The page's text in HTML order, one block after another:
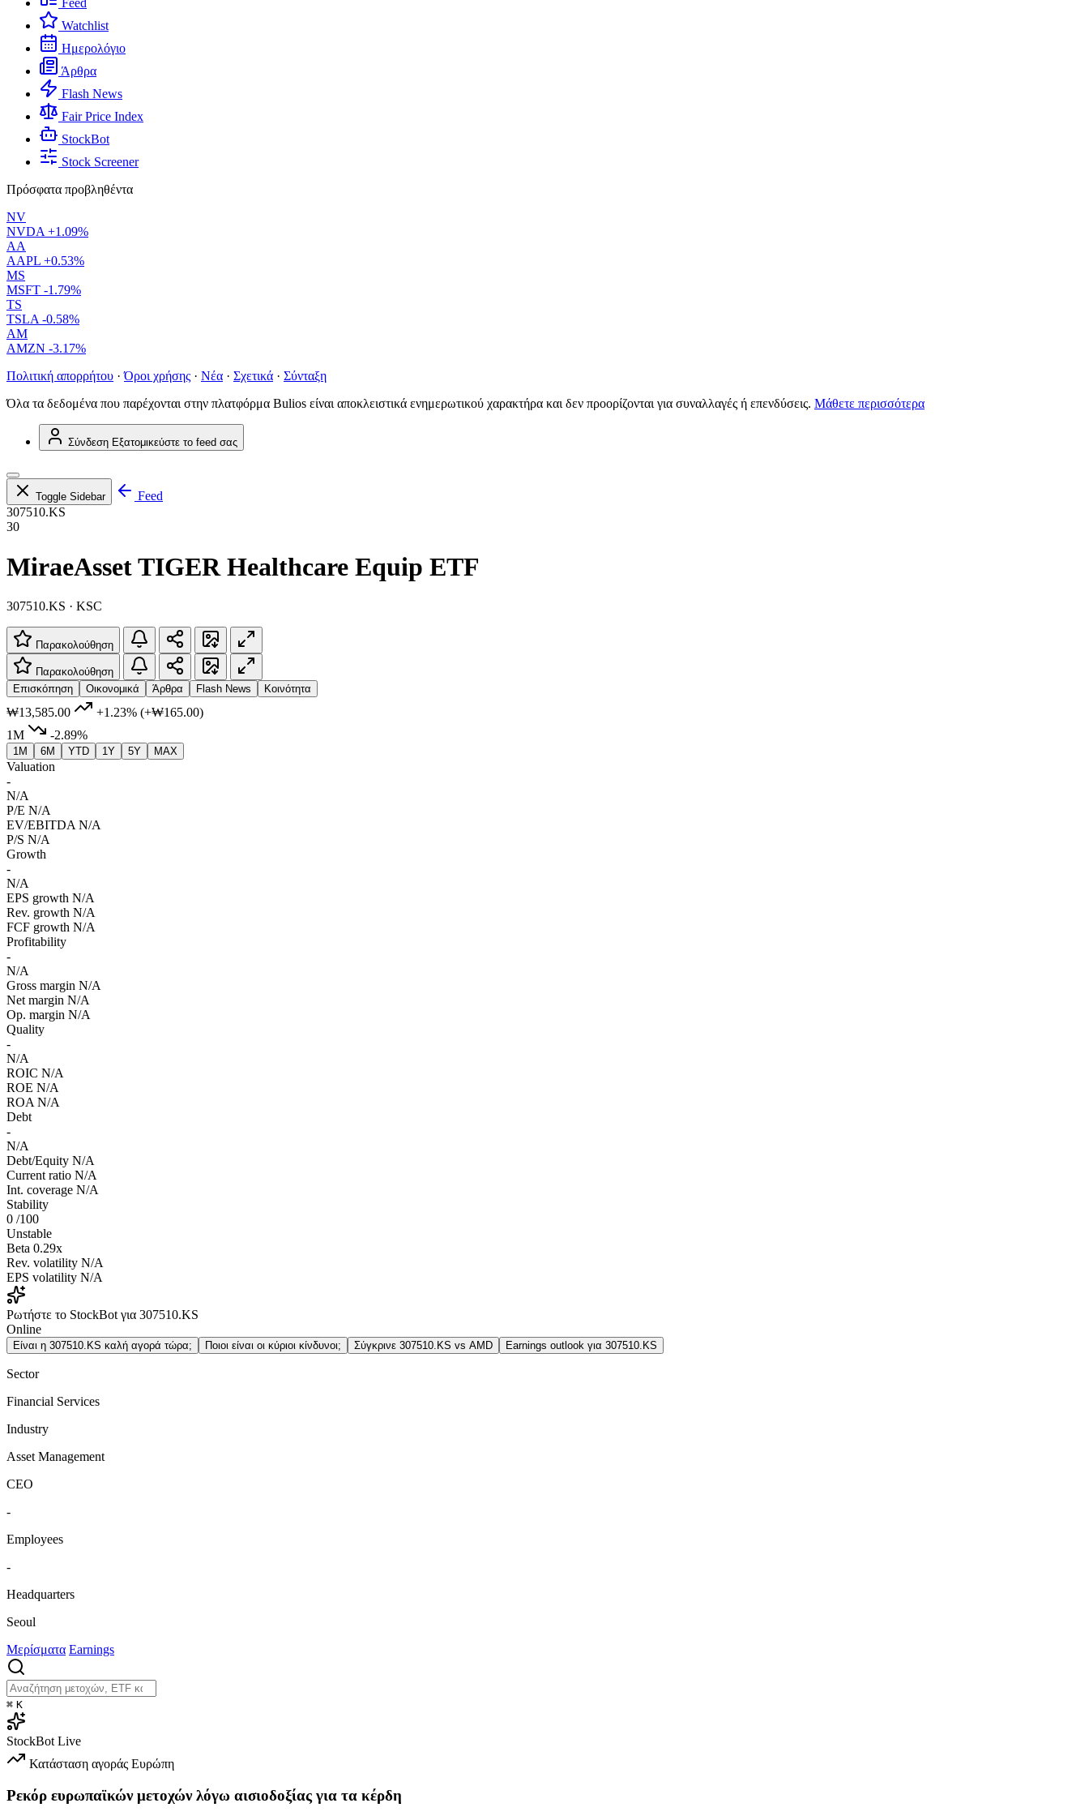
Feed
Watchlist
Ημερολόγιο
Άρθρα
Flash News
Fair Price Index
StockBot
Stock Screener
Πρόσφατα προβληθέντα
NV
NVDA +1.09%
AA
AAPL +0.53%
MS
MSFT -1.79%
TS
TSLA -0.58%
AM
AMZN -3.17%
Πολιτική απορρήτου · Όροι χρήσης · Νέα · Σχετικά · Σύνταξη
Όλα τα δεδομένα που παρέχονται στην πλατφόρμα Bulios είναι αποκλειστικά ενημερωτικού χαρακτήρα και δεν προορίζονται για συναλλαγές ή επενδύσεις. Μάθετε περισσότερα
Σύνδεση Εξατομικεύστε το feed σας
Toggle Sidebar
Feed
307510.KS
30
MiraeAsset TIGER Healthcare Equip ETF
307510.KS · KSC
Παρακολούθηση
Παρακολούθηση
Επισκόπηση
Οικονομικά Άρθρα Flash News Κοινότητα
₩13,585.00 +1.23% (+₩165.00)
1M
-2.89%
1M 6M YTD 1Y 5Y MAX
Valuation
-
N/A
P/E N/A
EV/EBITDA N/A
P/S N/A
Growth
-
N/A
EPS growth N/A
Rev. growth N/A
FCF growth N/A
Profitability
-
N/A
Gross margin N/A
Net margin N/A
Op. margin N/A
Quality
-
N/A
ROIC N/A
ROE N/A
ROA N/A
Debt
-
N/A
Debt/Equity N/A
Current ratio N/A
Int. coverage N/A
Stability
0 /100
Unstable
Beta 0.29x
Rev. volatility N/A
EPS volatility N/A
Ρωτήστε το StockBot για 307510.KS
Online
Είναι η 307510.KS καλή αγορά τώρα; Ποιοι είναι οι κύριοι κίνδυνοι; Σύγκρινε 307510.KS vs AMD Earnings outlook για 307510.KS
Sector
Financial Services
Industry
Asset Management
CEO
-
Employees
-
Headquarters
Seoul
Μερίσματα Earnings
⌘ K
StockBot Live
Κατάσταση αγοράς Ευρώπη
Ρεκόρ ευρωπαϊκών μετοχών λόγω αισιοδοξίας για τα κέρδη